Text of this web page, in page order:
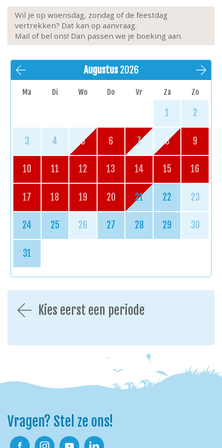
Wil je op woensdag, zondag of de feestdag
vertrekken? Dat kan op aanvraag.
Mail of bel ons! Dan passen we je boeking aan.
Augustus 2026
Ma Di Wo Do Vr Za Zo
1 2
3 4 5 6 7 8 9
10 11 12 13 14 15 16
17 18 19 20 21 22 23
24 25 26 27 28 29 30
31
Kies eerst een periode
Vragen? Stel ze ons!